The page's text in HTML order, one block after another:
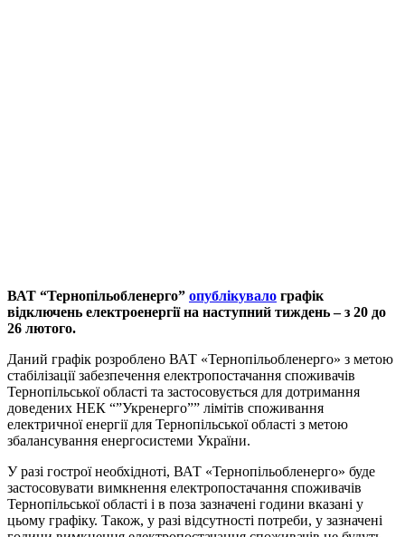
ВАТ “Тернопільобленерго” опублікувало графік
відключень електроенергії на наступний тиждень – з 20 до
26 лютого.
Даний графік розроблено ВАТ «Тернопільобленерго» з метою
стабілізації забезпечення електропостачання споживачів
Тернопільської області та застосовується для дотримання
доведених НЕК “”Укренерго”” лімітів споживання
електричної енергії для Тернопільської області з метою
збалансування енергосистеми України.
У разі гострої необхідноті, ВАТ «Тернопільобленерго» буде
застосовувати вимкнення електропостачання споживачів
Тернопільської області і в поза зазначені години вказані у
цьому графіку. Також, у разі відсутності потреби, у зазначені